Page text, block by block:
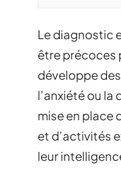
Le diagnostic
être précoces
développe
l’anxiété ou la
mise en place
et d’activités
leur